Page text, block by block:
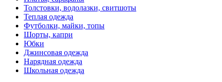
Толстовки, водолазки, свитшоты
Теплая одежда
Футболки, майки, топы
Шорты, капри
Юбки
Джинсовая одежда
Нарядная одежда
Школьная одежда